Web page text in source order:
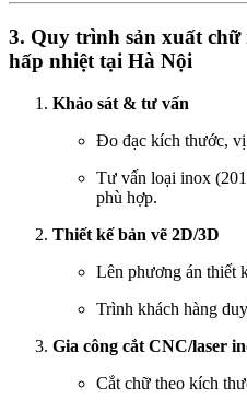
3. Quy trình sản xuất
hấp nhiệt tại Hà Nội
Khảo sát & tư vấn
Đo đạc kích thước,
Tư vấn loại inox
phù hợp.
Thiết kế bản vẽ 2D/3D
Lên phương án thiết
Trình khách hàng
Gia công cắt CNC/laser
Cắt chữ theo kích